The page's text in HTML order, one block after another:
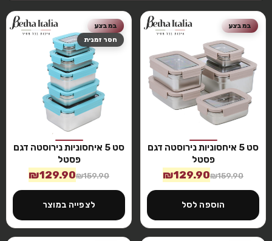
במבצע
סט 5 איחסוניות נירוסטה דגם
פסטל
₪159.90
₪129.90
הוספה לסל
במבצע
חסר זמנית
סט 5 איחסוניות נירוסטה דגם
פסטל
₪159.90
₪129.90
לצפייה במוצר